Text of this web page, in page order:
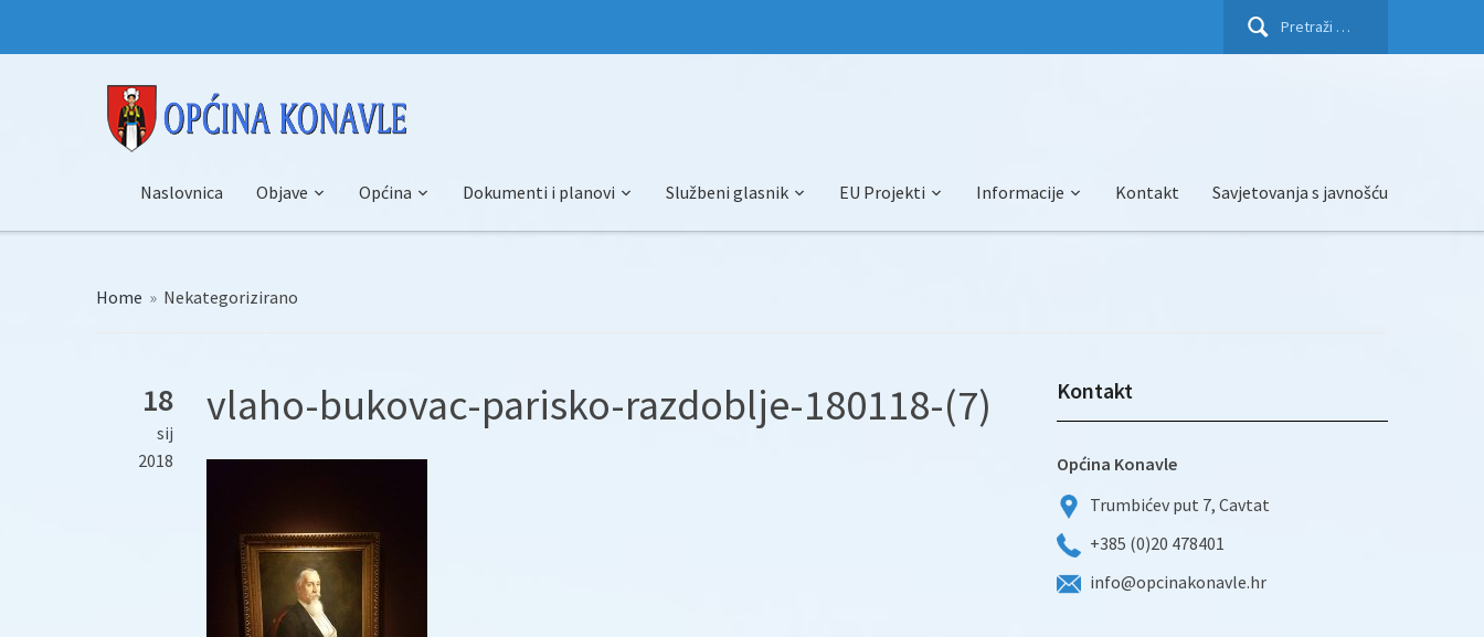
Pretraži:
Naslovnica Objave Općina Dokumenti i planovi Službeni glasnik EU Projekti Informacije Kontakt Savjetovanja s javnošću
Home » Nekategorizirano
18
sij
2018
vlaho-bukovac-parisko-razdoblje-180118-(7) Kontakt
Općina Konavle
Trumbićev put 7, Cavtat
+385 (0)20 478401
info@opcinakonavle.hr